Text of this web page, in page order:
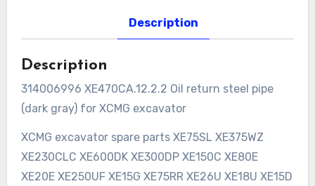
Description
Description
314006996 XE470CA.12.2.2 Oil return steel pipe
(dark gray) for XCMG excavator
XCMG excavator spare parts XE75SL XE375WZ
XE230CLC XE600DK XE300DP XE150C XE80E
XE20E XE250UF XE15G XE75RR XE26U XE18U XE15D